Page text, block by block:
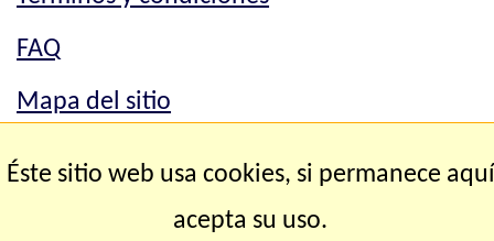
FAQ
Mapa del sitio
Mapa del sitio
Éste sitio web usa cookies, si permanece aquí
acepta su uso.